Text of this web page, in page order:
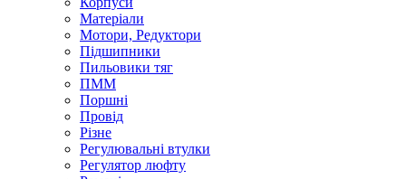
Матеріали
Мотори, Редуктори
Підшипники
Пильовики тяг
ПММ
Поршні
Провід
Різне
Регулювальні втулки
Регулятор люфту